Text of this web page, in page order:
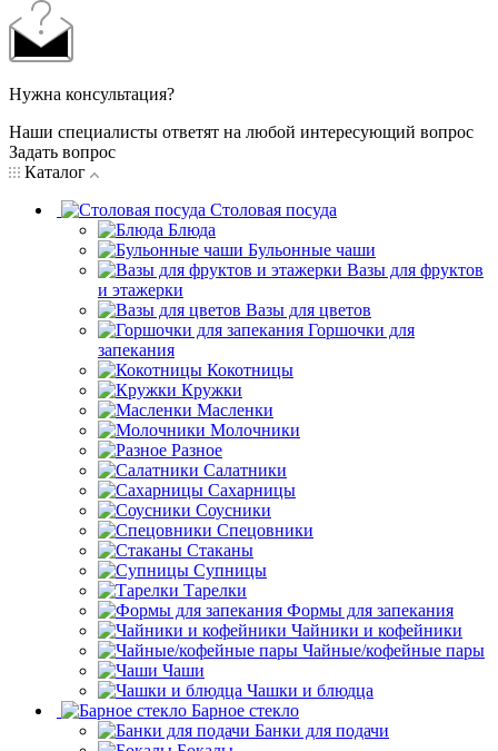
Нужна консультация?
Наши специалисты ответят на любой интересующий вопрос
Задать вопрос
Каталог
Столовая посуда
Блюда
Бульонные чаши
Вазы для фруктов
и этажерки
Вазы для цветов
Горшочки для
запекания
Кокотницы
Кружки
Масленки
Молочники
Разное
Салатники
Сахарницы
Соусники
Спецовники
Стаканы
Супницы
Тарелки
Формы для запекания
Чайники и кофейники
Чайные/кофейные пары
Чаши
Чашки и блюдца
Барное стекло
Банки для подачи